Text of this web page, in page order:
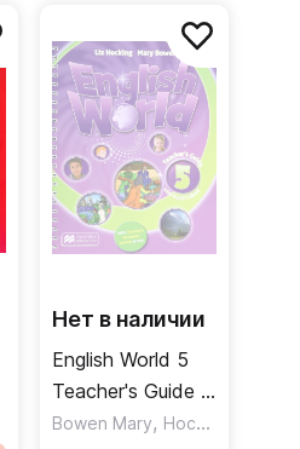
Нет в наличии
English World 5
Teacher's Guide +
Ebook Pack /
Bowen Mary, Hocking Liz